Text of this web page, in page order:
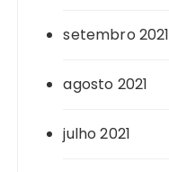
setembro 2021
agosto 2021
julho 2021